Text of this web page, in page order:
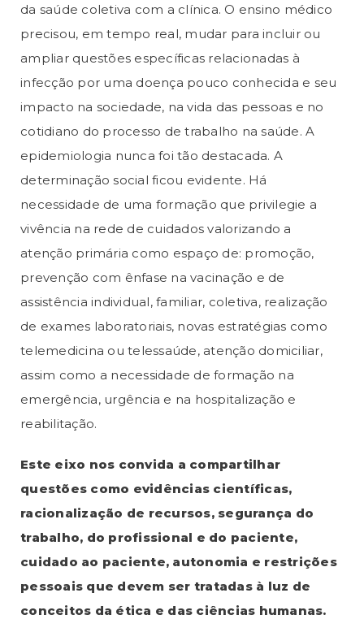
da saúde coletiva com a clínica. O ensino médico
precisou, em tempo real, mudar para incluir ou
ampliar questões específicas relacionadas à
infecção por uma doença pouco conhecida e seu
impacto na sociedade, na vida das pessoas e no
cotidiano do processo de trabalho na saúde. A
epidemiologia nunca foi tão destacada. A
determinação social ficou evidente. Há
necessidade de uma formação que privilegie a
vivência na rede de cuidados valorizando a
atenção primária como espaço de: promoção,
prevenção com ênfase na vacinação e de
assistência individual, familiar, coletiva, realização
de exames laboratoriais, novas estratégias como
telemedicina ou telessaúde, atenção domiciliar,
assim como a necessidade de formação na
emergência, urgência e na hospitalização e
reabilitação.
Este eixo nos convida a compartilhar
questões como evidências científicas,
racionalização de recursos, segurança do
trabalho, do profissional e do paciente,
cuidado ao paciente, autonomia e restrições
pessoais que devem ser tratadas à luz de
conceitos da ética e das ciências humanas.